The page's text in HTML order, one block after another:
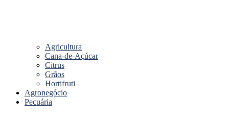
Agricultura
Cana-de-Açúcar
Citrus
Grãos
Hortifruti
Agronegócio
Pecuária